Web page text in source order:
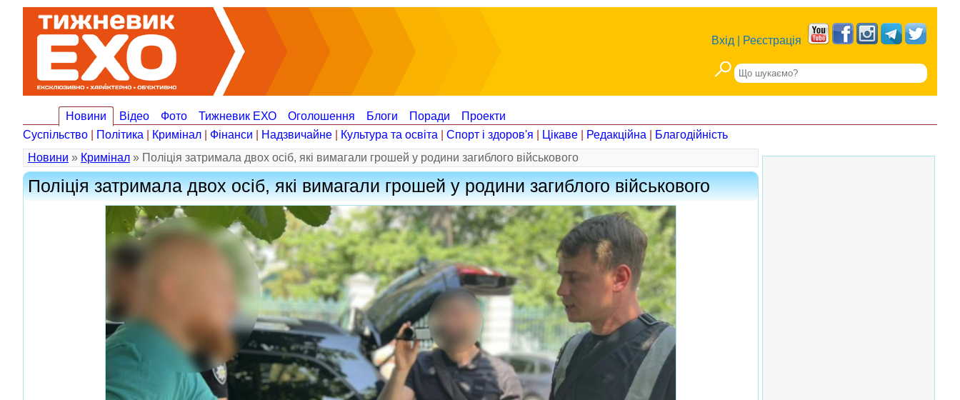
Вхід Реєстрація
Новини Відео Фото Тижневик ЕХО Оголошення Блоги Поради
Проекти
Суспільство
Політика Кримінал Фінанси Надзвичайне Культура та освіта Спорт і здоров'я Цікаве Редакційна
Благодійність
Новини » Кримінал » Поліція затримала двох осіб, які вимагали грошей у родини загиблого військового
Поліція затримала двох осіб, які вимагали грошей у родини загиблого військового